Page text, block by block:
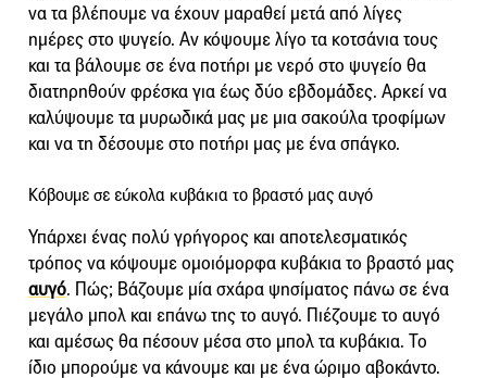
να τα βλέπουμε να έχουν μαραθεί μετά από λίγες
ημέρες στο ψυγείο. Αν κόψουμε λίγο τα κοτσάνια τους
και τα βάλουμε σε ένα ποτήρι με νερό στο ψυγείο θα
διατηρηθούν φρέσκα για έως δύο εβδομάδες. Αρκεί να
καλύψουμε τα μυρωδικά μας με μια σακούλα τροφίμων
και να τη δέσουμε στο ποτήρι μας με ένα σπάγκο.
Κόβουμε σε εύκολα κυβάκια το βραστό μας αυγό
Υπάρχει ένας πολύ γρήγορος και αποτελεσματικός
τρόπος να κόψουμε ομοιόμορφα κυβάκια το βραστό μας
αυγό. Πώς; Βάζουμε μία σχάρα ψησίματος πάνω σε ένα
μεγάλο μπολ και επάνω της το αυγό. Πιέζουμε το αυγό
και αμέσως θα πέσουν μέσα στο μπολ τα κυβάκια. Το
ίδιο μπορούμε να κάνουμε και με ένα ώριμο αβοκάντο.